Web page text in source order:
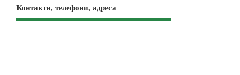
Контакти, телефони, адреса